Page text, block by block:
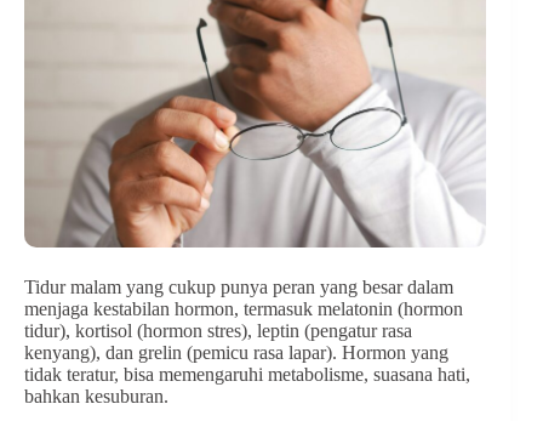
Tidur malam yang cukup punya peran yang besar dalam
menjaga kestabilan hormon, termasuk melatonin (hormon
tidur), kortisol (hormon stres), leptin (pengatur rasa
kenyang), dan grelin (pemicu rasa lapar). Hormon yang
tidak teratur, bisa memengaruhi metabolisme, suasana hati,
bahkan kesuburan.